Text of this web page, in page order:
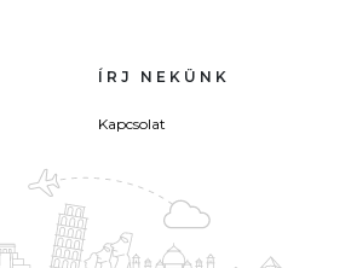
ÍRJ NEKÜNK
Kapcsolat